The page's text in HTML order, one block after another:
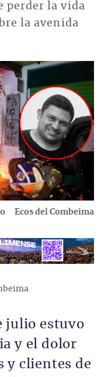
perder la vida
la avenida
Ecos del Combeima
julio estuvo
y el dolor
y clientes de